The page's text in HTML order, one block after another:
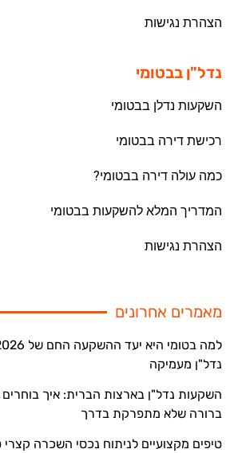
הצהרת נגישות
נדל"ן בבטומי
השקעות נדלן בבטומי
רכישת דירה בבטומי
כמה עולה דירה בבטומי?
המדריך המלא להשקעות בבטומי
הצהרת נגישות
מאמרים אחרונים
נדל"ן מעמיקה
השקעות נדל"ן בארצות הברית: איך
ברורה שלא מתפרקת בדרך
טיפים מקצועיים לניתוח נכסי השכרה קצרי